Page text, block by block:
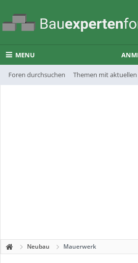
MENU
Foren durchsuchen Themen mit
Neubau Mauerwerk